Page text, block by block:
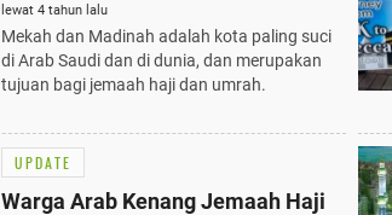
lewat 4 tahun lalu
Mekah dan Madinah adalah kota paling suci
di Arab Saudi dan di dunia, dan merupakan
tujuan bagi jemaah haji dan umrah.
UPDATE
Warga Arab Kenang Jemaah Haji